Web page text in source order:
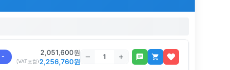
- 2,051,600원
(VAT포함)2,256,760원